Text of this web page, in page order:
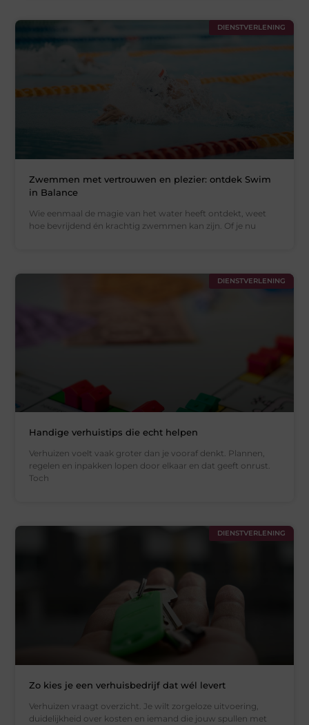
DIENSTVERLENING
Zwemmen met vertrouwen en plezier: ontdek Swim
in Balance
Wie eenmaal de magie van het water heeft ontdekt, weet
hoe bevrijdend én krachtig zwemmen kan zijn. Of je nu
DIENSTVERLENING
Handige verhuistips die echt helpen
Verhuizen voelt vaak groter dan je vooraf denkt. Plannen,
regelen en inpakken lopen door elkaar en dat geeft onrust.
Toch
DIENSTVERLENING
Zo kies je een verhuisbedrijf dat wél levert
Verhuizen vraagt overzicht. Je wilt zorgeloze uitvoering,
duidelijkheid over kosten en iemand die jouw spullen met